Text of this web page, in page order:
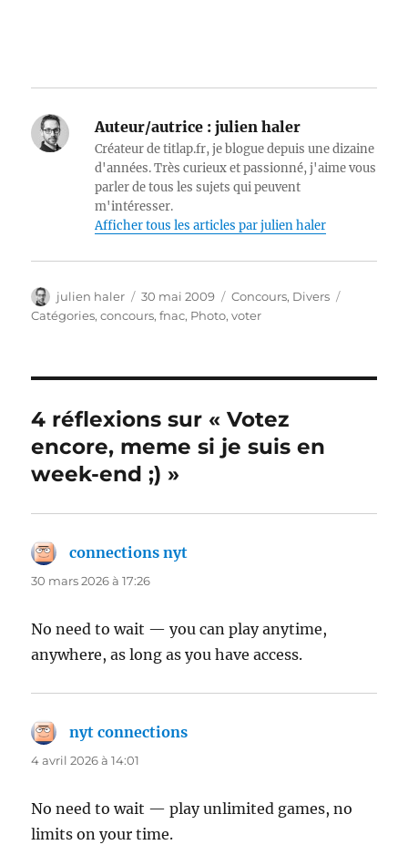
Auteur/autrice : julien haler
Créateur de titlap.fr, je blogue depuis une dizaine
d'années. Très curieux et passionné, j'aime vous
parler de tous les sujets qui peuvent
m'intéresser.
Afficher tous les articles par julien haler
Auteur
julien haler
Publié
le
30 mai 2009 Catégories
Concours, Divers
Catégories,concours,fnac, Photo,voter
4 réflexions sur « Votez
encore, meme si je suis en
week-end ;) »
connections nyt
30 mars 2026 à 17:26
No need to wait — you can play anytime,
anywhere, as long as you have access.
nyt connections
4 avril 2026 à 14:01
No need to wait — play unlimited games, no
limits on your time.